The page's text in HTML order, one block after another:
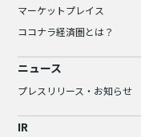
マーケットプレイス
ココナラ経済圏とは？
ニュース
プレスリリース・お知らせ
IR